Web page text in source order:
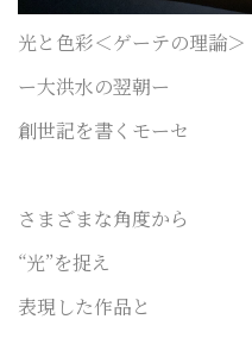
光と色彩＜ゲーテの理論＞
ー大洪水の翌朝ー
創世記を書くモーセ
さまざまな角度から
“光”を捉え
表現した作品と